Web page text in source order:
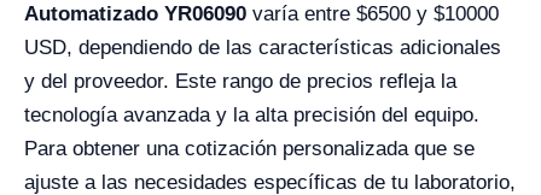
Automatizado YR06090 varía entre $6500 y $10000
USD, dependiendo de las características adicionales
y del proveedor. Este rango de precios refleja la
tecnología avanzada y la alta precisión del equipo.
Para obtener una cotización personalizada que se
ajuste a las necesidades específicas de tu laboratorio,